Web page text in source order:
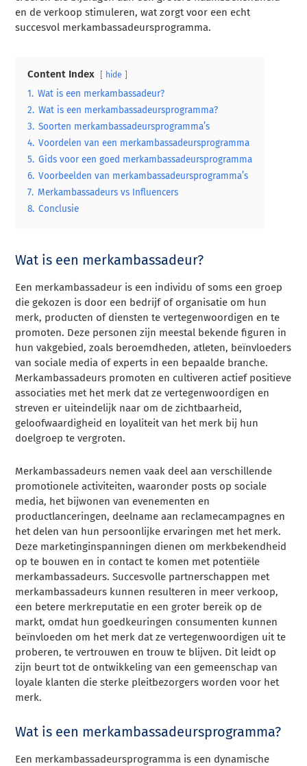
en de verkoop stimuleren, wat zorgt voor een echt
succesvol merkambassadeursprogramma.
Content Index hide
1. Wat is een merkambassadeur?
2. Wat is een merkambassadeursprogramma?
3. Soorten merkambassadeursprogramma’s
4. Voordelen van een merkambassadeursprogramma
5. Gids voor een goed merkambassadeursprogramma
6. Voorbeelden van merkambassadeursprogramma’s
7. Merkambassadeurs vs Influencers
8. Conclusie
Wat is een merkambassadeur?
Een merkambassadeur is een individu of soms een groep
die gekozen is door een bedrijf of organisatie om hun
merk, producten of diensten te vertegenwoordigen en te
promoten. Deze personen zijn meestal bekende figuren in
hun vakgebied, zoals beroemdheden, atleten, beïnvloeders
van sociale media of experts in een bepaalde branche.
Merkambassadeurs promoten en cultiveren actief positieve
associaties met het merk dat ze vertegenwoordigen en
streven er uiteindelijk naar om de zichtbaarheid,
geloofwaardigheid en loyaliteit van het merk bij hun
doelgroep te vergroten.
Merkambassadeurs nemen vaak deel aan verschillende
promotionele activiteiten, waaronder posts op sociale
media, het bijwonen van evenementen en
productlanceringen, deelname aan reclamecampagnes en
het delen van hun persoonlijke ervaringen met het merk.
Deze marketinginspanningen dienen om merkbekendheid
op te bouwen en in contact te komen met potentiële
merkambassadeurs. Succesvolle partnerschappen met
merkambassadeurs kunnen resulteren in meer verkoop,
een betere merkreputatie en een groter bereik op de
markt, omdat hun goedkeuringen consumenten kunnen
beïnvloeden om het merk dat ze vertegenwoordigen uit te
proberen, te vertrouwen en trouw te blijven. Dit leidt op
zijn beurt tot de ontwikkeling van een gemeenschap van
loyale klanten die sterke pleitbezorgers worden voor het
merk.
Wat is een merkambassadeursprogramma?
Een merkambassadeursprogramma is een dynamische